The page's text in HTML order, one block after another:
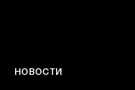
НОВОСТИ